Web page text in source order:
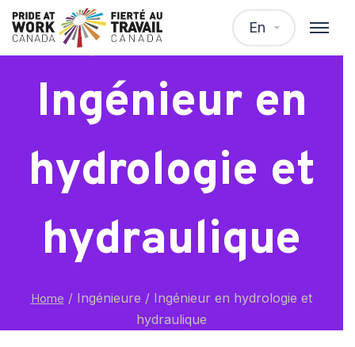
En
Ingénieure /
Ingénieur en
hydrologie et
hydraulique
Home /Ingénieure / Ingénieur en hydrologie et
hydraulique